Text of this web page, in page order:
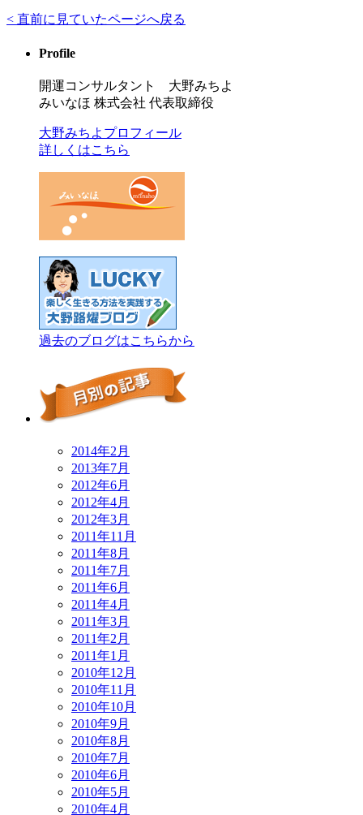
< 直前に見ていたページへ戻る
Profile
開運コンサルタント 大野みちよ
みいなほ 株式会社 代表取締役
大野みちよプロフィール
詳しくはこちら
過去のブログはこちらから
2014年2月
2013年7月
2012年6月
2012年4月
2012年3月
2011年11月
2011年8月
2011年7月
2011年6月
2011年4月
2011年3月
2011年2月
2011年1月
2010年12月
2010年11月
2010年10月
2010年9月
2010年8月
2010年7月
2010年6月
2010年5月
2010年4月